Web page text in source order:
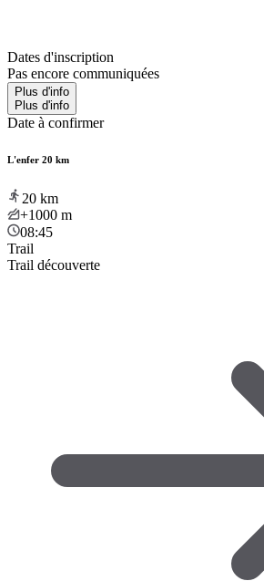
Dates d'inscription
Pas encore communiquées
Plus d'info
Plus d'info
Date à confirmer
L'enfer 20 km
20 km
+1000 m
08:45
Trail
Trail découverte